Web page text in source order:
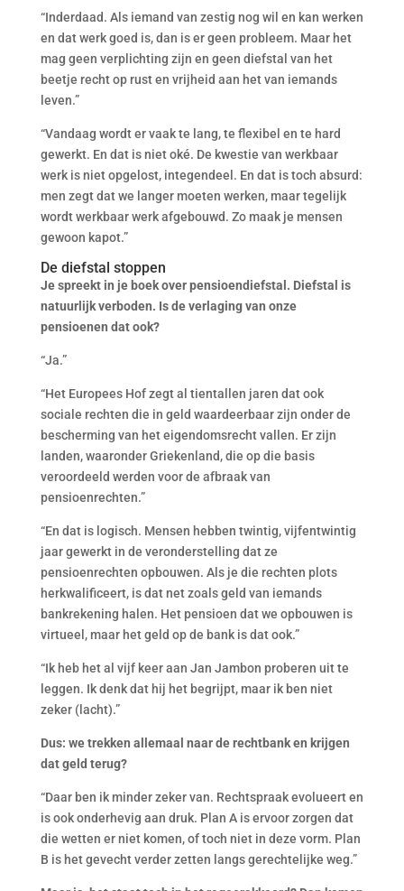
“Inderdaad. Als iemand van zestig nog wil en kan werken
en dat werk goed is, dan is er geen probleem. Maar het
mag geen verplichting zijn en geen diefstal van het
beetje recht op rust en vrijheid aan het van iemands
leven.”
“Vandaag wordt er vaak te lang, te flexibel en te hard
gewerkt. En dat is niet oké. De kwestie van werkbaar
werk is niet opgelost, integendeel. En dat is toch absurd:
men zegt dat we langer moeten werken, maar tegelijk
wordt werkbaar werk afgebouwd. Zo maak je mensen
gewoon kapot.”
De diefstal stoppen
Je spreekt in je boek over pensioendiefstal. Diefstal is
natuurlijk verboden. Is de verlaging van onze
pensioenen dat ook?
“Ja.”
“Het Europees Hof zegt al tientallen jaren dat ook
sociale rechten die in geld waardeerbaar zijn onder de
bescherming van het eigendomsrecht vallen. Er zijn
landen, waaronder Griekenland, die op die basis
veroordeeld werden voor de afbraak van
pensioenrechten.”
“En dat is logisch. Mensen hebben twintig, vijfentwintig
jaar gewerkt in de veronderstelling dat ze
pensioenrechten opbouwen. Als je die rechten plots
herkwalificeert, is dat net zoals geld van iemands
bankrekening halen. Het pensioen dat we opbouwen is
virtueel, maar het geld op de bank is dat ook.”
“Ik heb het al vijf keer aan Jan Jambon proberen uit te
leggen. Ik denk dat hij het begrijpt, maar ik ben niet
zeker (lacht).”
Dus: we trekken allemaal naar de rechtbank en krijgen
dat geld terug?
“Daar ben ik minder zeker van. Rechtspraak evolueert en
is ook onderhevig aan druk. Plan A is ervoor zorgen dat
die wetten er niet komen, of toch niet in deze vorm. Plan
B is het gevecht verder zetten langs gerechtelijke weg.”